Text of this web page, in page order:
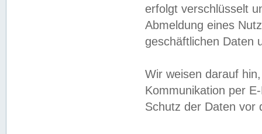
erfolgt verschlüsselt
Abmeldung eines
geschäftlichen Daten
Wir weisen darauf
Kommunikation per
Schutz der Daten vor